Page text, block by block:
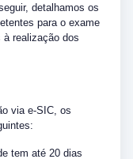
detalhamos os
para o exame
realização dos
via e-SIC, os
tem até 20 dias